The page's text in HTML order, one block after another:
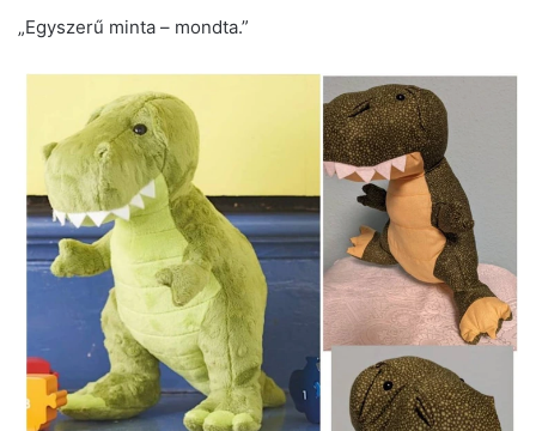
„Egyszerű minta – mondta.”